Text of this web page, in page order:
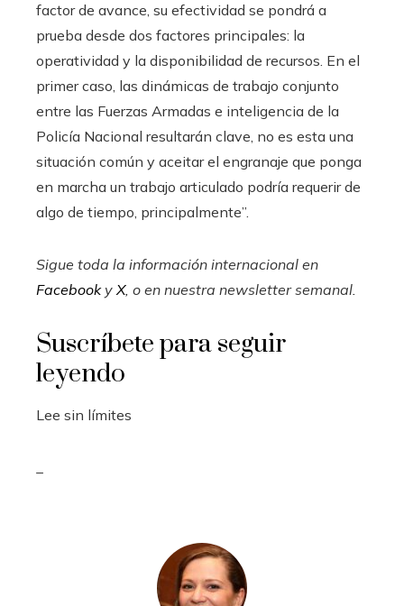
factor de avance, su efectividad se pondrá a
prueba desde dos factores principales: la
operatividad y la disponibilidad de recursos. En el
primer caso, las dinámicas de trabajo conjunto
entre las Fuerzas Armadas e inteligencia de la
Policía Nacional resultarán clave, no es esta una
situación común y aceitar el engranaje que ponga
en marcha un trabajo articulado podría requerir de
algo de tiempo, principalmente”.
Sigue toda la información internacional en
FacebookyX, o en nuestra newsletter semanal.
Suscríbete para seguir
leyendo
Lee sin límites